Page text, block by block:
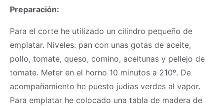
Preparación:
Para el corte he utilizado un cilindro pequeño de
emplatar. Niveles: pan con unas gotas de aceite,
pollo, tomate, queso, comino, aceitunas y pellejo de
tomate. Meter en el horno 10 minutos a 210º. De
acompañamiento he puesto judias verdes al vapor.
Para emplatar he colocado una tabla de madera de